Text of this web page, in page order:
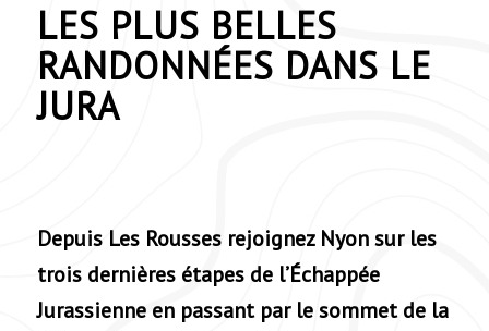
LES PLUS BELLES
RANDONNÉES DANS LE
JURA
Depuis Les Rousses rejoignez Nyon sur les
trois dernières étapes de l’Échappée
Jurassienne en passant par le sommet de la